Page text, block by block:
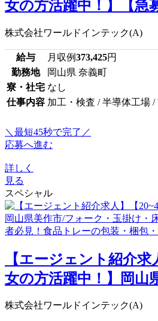
女の方活躍中！】【急
株式会社ワールドインテック(A)
給与 月収例373,425円
勤務地
岡山県 奈義町
寮・社宅 なし
仕事内容 加工・検査 / 半導体工場 /
＼最短45秒で完了／
応募へ進む
詳しく
見る
スペシャル
【エージェント紹介求
女の方活躍中！】岡山
株式会社ワールドインテック(A)